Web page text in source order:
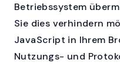
Betriebssystem
Sie dies verhindern
JavaScript in Ihrem
Nutzungs- und